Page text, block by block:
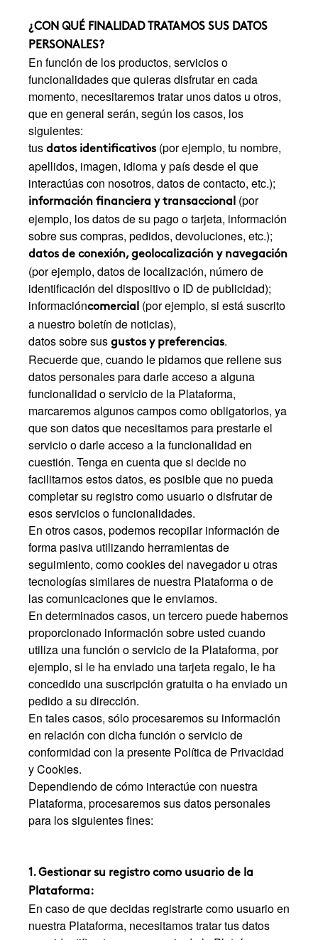
¿CON QUÉ FINALIDAD TRATAMOS SUS DATOS
PERSONALES?
En función de los productos, servicios o
funcionalidades que quieras disfrutar en cada
momento, necesitaremos tratar unos datos u otros,
que en general serán, según los casos, los
siguientes:
tus datos identificativos (por ejemplo, tu nombre,
apellidos, imagen, idioma y país desde el que
interactúas con nosotros, datos de contacto, etc.);
información financiera y transaccional
(por
ejemplo, los datos de su pago o tarjeta, información
sobre sus compras, pedidos, devoluciones, etc.);
datos de conexión, geolocalización y navegación
(por ejemplo, datos de localización, número de
identificación del dispositivo o ID de publicidad);
informacióncomercial (por ejemplo, si está suscrito
a nuestro boletín de noticias),
datos sobre sus gustos y preferencias.
Recuerde que, cuando le pidamos que rellene sus
datos personales para darle acceso a alguna
funcionalidad o servicio de la Plataforma,
marcaremos algunos campos como obligatorios, ya
que son datos que necesitamos para prestarle el
servicio o darle acceso a la funcionalidad en
cuestión. Tenga en cuenta que si decide no
facilitarnos estos datos, es posible que no pueda
completar su registro como usuario o disfrutar de
esos servicios o funcionalidades.
En otros casos, podemos recopilar información de
forma pasiva utilizando herramientas de
seguimiento, como cookies del navegador u otras
tecnologías similares de nuestra Plataforma o de
las comunicaciones que le enviamos.
En determinados casos, un tercero puede habernos
proporcionado información sobre usted cuando
utiliza una función o servicio de la Plataforma, por
ejemplo, si le ha enviado una tarjeta regalo, le ha
concedido una suscripción gratuita o ha enviado un
pedido a su dirección.
En tales casos, sólo procesaremos su información
en relación con dicha función o servicio de
conformidad con la presente Política de Privacidad
y Cookies.
Dependiendo de cómo interactúe con nuestra
Plataforma, procesaremos sus datos personales
para los siguientes fines:
1. Gestionar su registro como usuario de la
Plataforma:
En caso de que decidas registrarte como usuario en
nuestra Plataforma, necesitamos tratar tus datos